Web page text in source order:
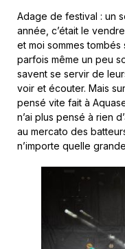
Adage de festival : un
année, c’était le
et moi sommes tombés
parfois même un peu
savent se servir de
voir et écouter. Mais
pensé vite fait à
n’ai plus pensé à rien
au mercato des
n’importe quelle